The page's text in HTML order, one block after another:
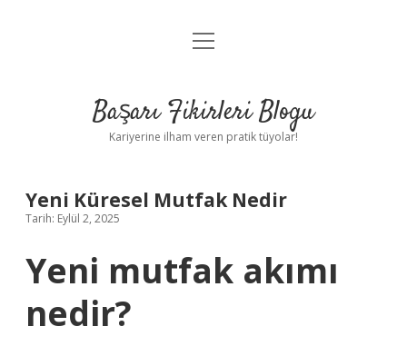
Anasayfa
Yasal Uyarı
menüyü
Başarı Fikirleri Blogu
Kariyerine ilham veren pratik tüyolar!
Yeni Küresel Mutfak Nedir
Tarih: Eylül 2, 2025
Yeni mutfak akımı
nedir?